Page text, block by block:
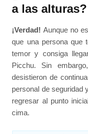
a las alturas?
¡Verdad! Aunque no
que una persona que
temor y consiga
Picchu. Sin
desistieron de
personal de seguridad
regresar al punto
cima.